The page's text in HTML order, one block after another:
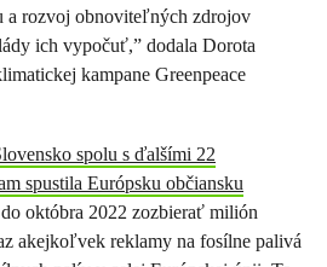
a rozvoj obnoviteľných zdrojov
ich vypočuť,” dodala Dorota
kampane Greenpeace
spolu s ďalšími 22
spustila Európsku občiansku
októbra 2022 zozbierať milión
akejkoľvek reklamy na fosílne palivá